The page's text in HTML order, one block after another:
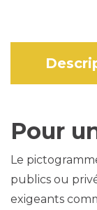
Pour
Le
publics ou
exigeants